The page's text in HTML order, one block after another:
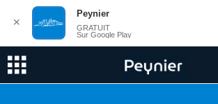
✕
Peynier
GRATUIT
Sur Google Play